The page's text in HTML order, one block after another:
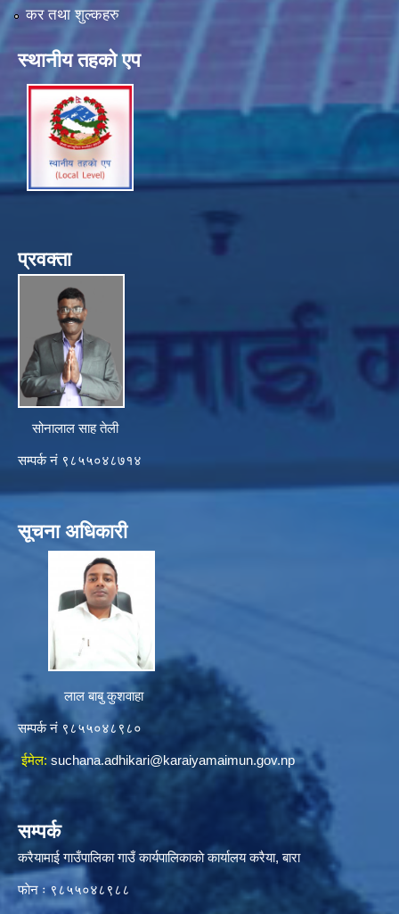
कर तथा शुल्कहरु
स्थानीय तहको एप
प्रवक्ता
सोनालाल साह तेली
सम्पर्क नं ९८५५०४८७१४
सूचना अधिकारी
लाल बाबु कुशवाहा
सम्पर्क नं ९८५५०४८९८०
ईमेल: suchana.adhikari@karaiyamaimun.gov.np
सम्पर्क
करैयामाई गाउँपालिका गाउँ कार्यपालिकाकाे कार्यालय करैया, बारा
फाेन ः ‌९८५५०४८९८८